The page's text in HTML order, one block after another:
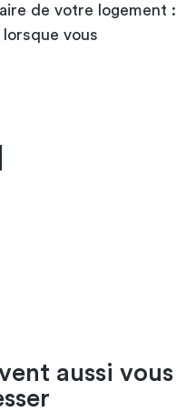
de votre logement :
vous
aussi vous